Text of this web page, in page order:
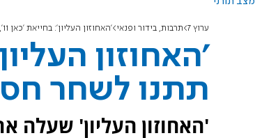
ערוץ 7 תרבות, בידור ופנאי 'האחוזון העליון': בחייאת 'כאן 11', פשוט תתנו לשחר חסון לאלתר
תתנו לשחר